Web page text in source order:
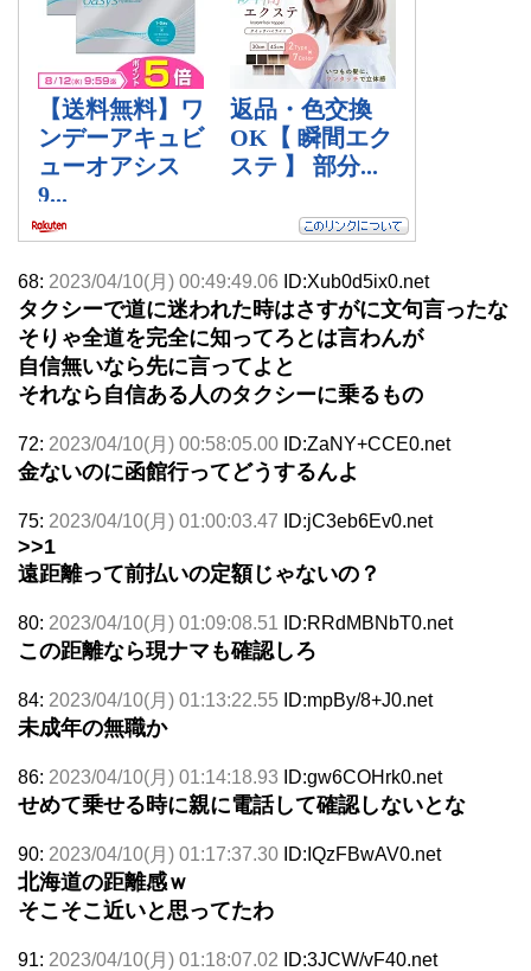
68: 2023/04/10(月) 00:49:49.06 ID:Xub0d5ix0.net
タクシーで道に迷われた時はさすがに文句言ったな
そりゃ全道を完全に知ってろとは言わんが
自信無いなら先に言ってよと
それなら自信ある人のタクシーに乗るもの
72: 2023/04/10(月) 00:58:05.00 ID:ZaNY+CCE0.net
金ないのに函館行ってどうするんよ
75: 2023/04/10(月) 01:00:03.47 ID:jC3eb6Ev0.net
>>1
遠距離って前払いの定額じゃないの？
80: 2023/04/10(月) 01:09:08.51 ID:RRdMBNbT0.net
この距離なら現ナマも確認しろ
84: 2023/04/10(月) 01:13:22.55 ID:mpBy/8+J0.net
未成年の無職か
86: 2023/04/10(月) 01:14:18.93 ID:gw6COHrk0.net
せめて乗せる時に親に電話して確認しないとな
90: 2023/04/10(月) 01:17:37.30 ID:IQzFBwAV0.net
北海道の距離感ｗ
そこそこ近いと思ってたわ
91: 2023/04/10(月) 01:18:07.02 ID:3JCW/vF40.net